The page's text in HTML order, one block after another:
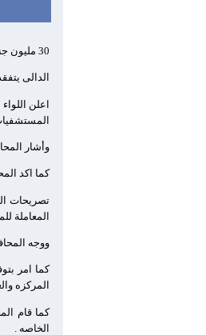
30 مليون جنية لانشاء مبنى جديد بمستشفى العياط المركزى وقسم للغسيل الكلوى بمستشفى الوراق
الدالى
اعلن اللواء محمد كمال
المستشفيات
وأشار
كما اكد المحافظ
تصريحات
المعاملة
ووجه
كما امر
المركزه
كما قام
الخاصه .